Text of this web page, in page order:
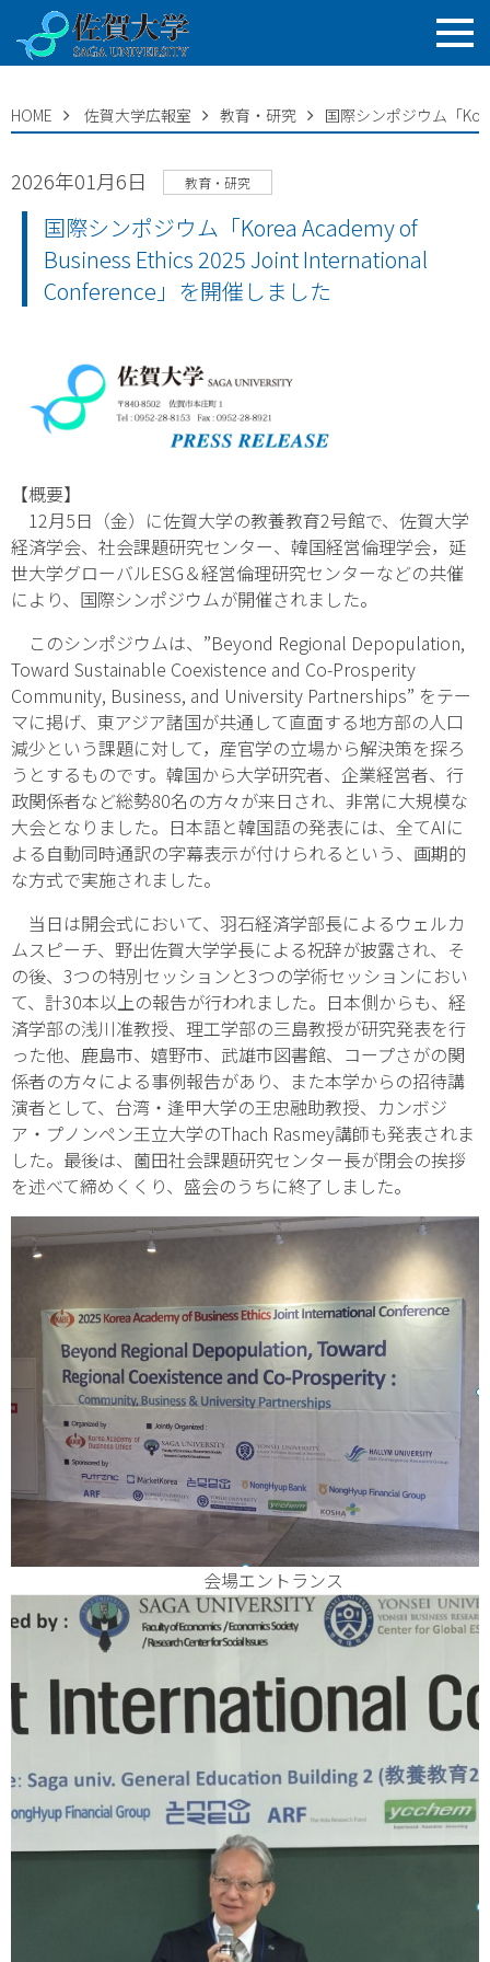
HOME 佐賀大学広報室 教育・研究 国際シンポジウム「
2026年01月6日 教育・研究
国際シンポジウム「Korea Academy of
Business Ethics 2025 Joint International
Conference」を開催しました
【概要】
12月5日（金）に佐賀大学の教養教育2号館で、佐賀大学
経済学会、社会課題研究センター、韓国経営倫理学会，延
世大学グローバルESG＆経営倫理研究センターなどの共催
により、国際シンポジウムが開催されました。
このシンポジウムは、”Beyond Regional Depopulation,
Toward Sustainable Coexistence and Co-Prosperity
Community, Business, and University Partnerships” をテー
マに掲げ、東アジア諸国が共通して直面する地方部の人口
減少という課題に対して，産官学の立場から解決策を探ろ
うとするものです。韓国から大学研究者、企業経営者、行
政関係者など総勢80名の方々が来日され、非常に大規模な
大会となりました。日本語と韓国語の発表には、全てAIに
よる自動同時通訳の字幕表示が付けられるという、画期的
な方式で実施されました。
当日は開会式において、羽石経済学部長によるウェルカ
ムスピーチ、野出佐賀大学学長による祝辞が披露され、そ
の後、3つの特別セッションと3つの学術セッションにおい
て、計30本以上の報告が行われました。日本側からも、経
済学部の浅川准教授、理工学部の三島教授が研究発表を行
った他、鹿島市、嬉野市、武雄市図書館、コープさがの関
係者の方々による事例報告があり、また本学からの招待講
演者として、台湾・逢甲大学の王忠融助教授、カンボジ
ア・プノンペン王立大学のThach Rasmey講師も発表されま
した。最後は、薗田社会課題研究センター長が閉会の挨拶
を述べて締めくくり、盛会のうちに終了しました。
会場エントランス